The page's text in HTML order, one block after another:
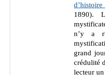
d’histoire
1890).
n’y a
grand
crédulité
lecteur